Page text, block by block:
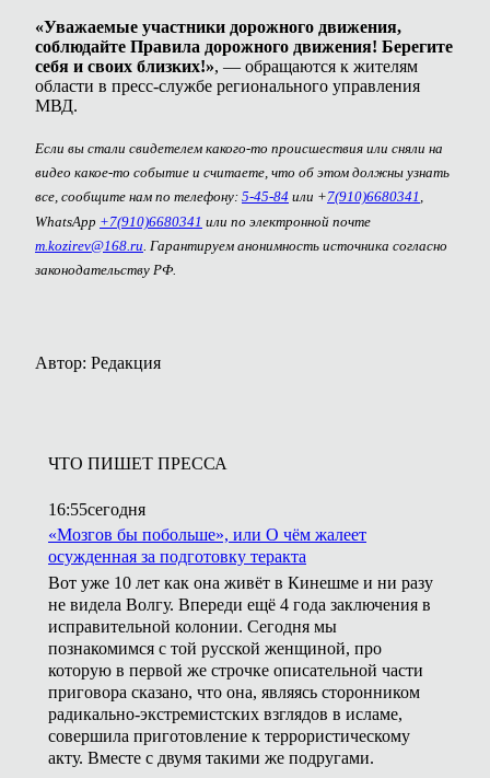
«Уважаемые участники дорожного движения,
соблюдайте Правила дорожного движения! Берегите
себя и своих близких!», — обращаются к жителям
области в пресс-службе регионального управления
МВД.
Если вы стали свидетелем какого-то происшествия или сняли на
видео какое-то событие и считаете, что об этом должны узнать
все, сообщите нам по телефону: 5-45-84 или +7(910)6680341 ,
WhatsApp +7(910)6680341 или по электронной почте
m.kozirev@168.ru . Гарантируем анонимность источника согласно
законодательству РФ.
Автор: Редакция
ЧТО ПИШЕТ ПРЕССА
16:55сегодня
«Мозгов бы побольше», или О чём жалеет
осужденная за подготовку теракта
Вот уже 10 лет как она живёт в Кинешме и ни разу
не видела Волгу. Впереди ещё 4 года заключения в
исправительной колонии. Сегодня мы
познакомимся с той русской женщиной, про
которую в первой же строчке описательной части
приговора сказано, что она, являясь сторонником
радикально-экстремистских взглядов в исламе,
совершила приготовление к террористическому
акту. Вместе с двумя такими же подругами.